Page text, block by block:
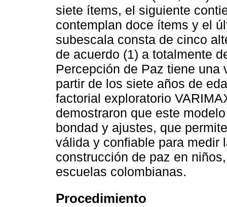
siete ítems, el siguiente
contemplan doce ítems y el
subescala consta de cinco
de acuerdo (1) a totalmente
Percepción de Paz tiene una
partir de los siete años de
factorial exploratorio
demostraron que este
bondad y ajustes, que
válida y confiable para medir
construcción de paz en
escuelas colombianas.
Procedimiento